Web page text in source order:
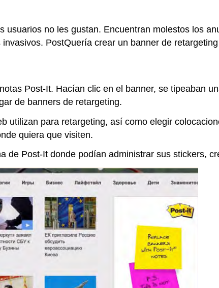
no les gustan. Encuentran molestos los
PostQuería crear un banner de
Post-It. Hacían clic en el banner, se tipeaban
de banners de retargeting.
utilizan para retargeting, así como elegir
quiera que visiten.
de Post-It donde podían administrar sus stickers,